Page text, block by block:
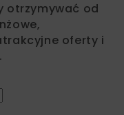
otrzymywać od
oferty i